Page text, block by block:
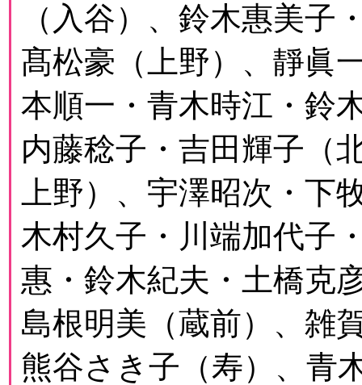
（入谷）、鈴木惠美子
髙松豪（上野）、靜眞
本順一・青木時江・鈴
内藤稔子・吉田輝子（
上野）、宇澤昭次・下
木村久子・川端加代子
惠・鈴木紀夫・土橋克
島根明美（蔵前）、雑
熊谷さき子（寿）、青